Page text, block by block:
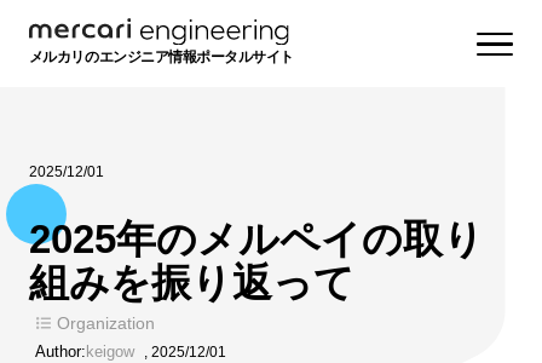
メルカリのエンジニア情報ポータルサイト
2025/12/01
2025年のメルペイの取り
組みを振り返って
Organization
Author: keigow , 2025/12/01